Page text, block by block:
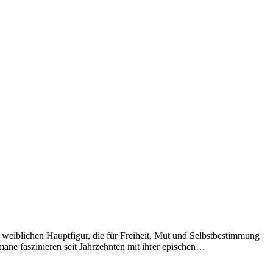
Hauptfigur, die für Freiheit, Mut und Selbstbestimmung
faszinieren seit Jahrzehnten mit ihrer epischen…